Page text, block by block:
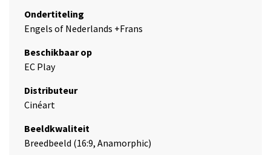
Ondertiteling
Engels of Nederlands +Frans
Beschikbaar op
EC Play
Distributeur
Cinéart
Beeldkwaliteit
Breedbeeld (16:9, Anamorphic)